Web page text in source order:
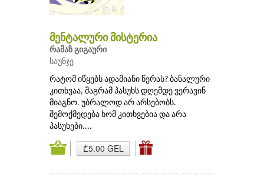
მენტალური მისტერია
რამაზ გიგაური
საუნჯე
რატომ იწყებს ადამიანი წერას? ბანალური
კითხვაა, მაგრამ პასუხს დღემდე ვერავინ
მიაგნო. უბრალოდ არ არსებობს.
შემოქმედება ხომ კითხვებია და არა
პასუხები....
₾5.00 GEL